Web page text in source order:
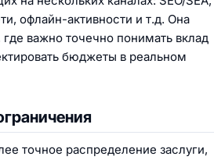
офлайн-активности и т.д. Она
важно точечно понимать вклад
бюджеты в реальном
точное распределение заслуги,